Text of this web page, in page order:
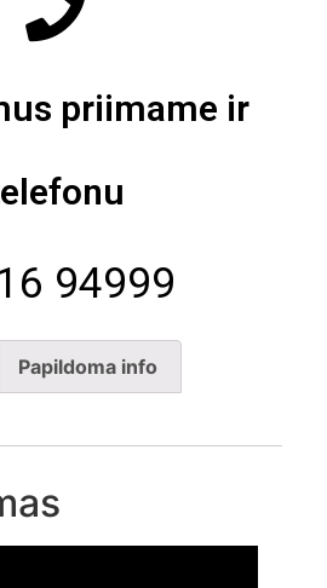
priimame ir
94999
Papildoma info